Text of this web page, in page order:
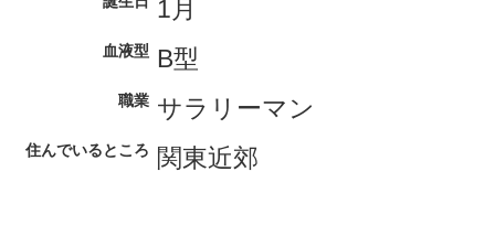
1月
血液型 B型
職業 サラリーマン
住んでいるところ 関東近郊